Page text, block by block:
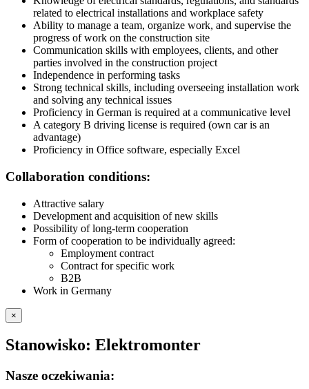
related to electrical installations and workplace safety
Ability to manage a team, organize work, and supervise the
progress of work on the construction site
Communication skills with employees, clients, and other
parties involved in the construction project
Independence in performing tasks
Strong technical skills, including overseeing installation work
and solving any technical issues
Proficiency in German is required at a communicative level
A category B driving license is required (own car is an
advantage)
Proficiency in Office software, especially Excel
Collaboration conditions:
Attractive salary
Development and acquisition of new skills
Possibility of long-term cooperation
Form of cooperation to be individually agreed:
Employment contract
Contract for specific work
B2B
Work in Germany
×
Stanowisko: Elektromonter
Nasze oczekiwania: